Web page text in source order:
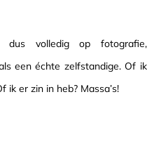
volledig op
een échte zelfstandige. Of
ik er zin in heb? Massa’s!